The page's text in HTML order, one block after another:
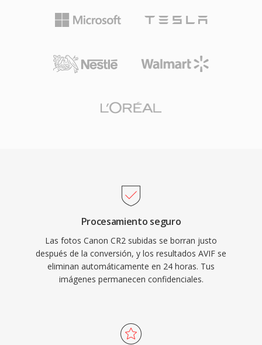
Procesamiento seguro
Las fotos Canon CR2 subidas se borran justo
después de la conversión, y los resultados AVIF se
eliminan automáticamente en 24 horas. Tus
imágenes permanecen confidenciales.